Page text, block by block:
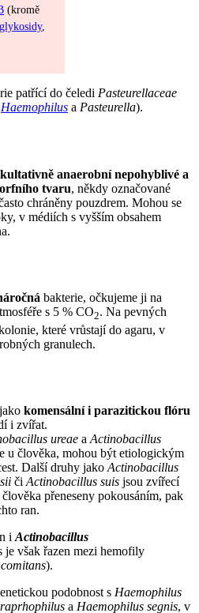
(kromě
,
patřící do čeledi Pasteurellaceae
Haemophilus a Pasteurella).
anaerobní nepohyblivé a
tvaru, někdy označované
chráněny pouzdrem. Mohou se
v médiích s vyšším obsahem
bakterie, očkujeme ji na
s 5 % CO2. Na pevných
které vrůstají do agaru, v
granulech.
komensální i parazitickou flóru
i zvířat.
ureae a Actinobacillus
u člověka, mohou být etiologickým
Další druhy jako Actinobacillus
či Actinobacillus suis jsou zvířecí
přeneseny pokousáním, pak
ran.
i Actinobacillus
je však řazen mezi hemofily
).
podobnost s Haemophilus
a Haemophilus segnis, v